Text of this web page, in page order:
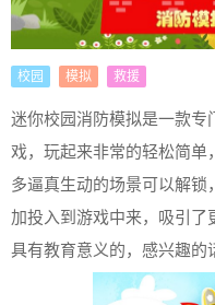
校园 模拟 救援
迷你校园消防模拟是一款专
戏，玩起来非常的轻松简单
多逼真生动的场景可以解锁
加投入到游戏中来，吸引了
具有教育意义的，感兴趣的